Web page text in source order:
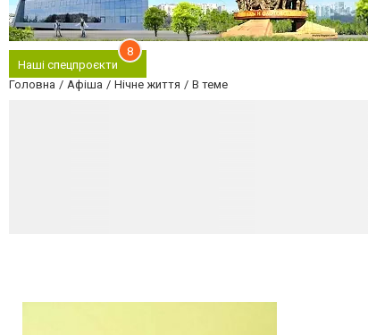
Наші спецпроєкти
8
Головна Афіша Нічне життя В теме